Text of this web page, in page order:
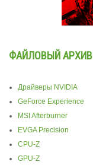
ФАЙЛОВЫЙ АРХИВ
Драйверы NVIDIA
GeForce Experience
MSI Afterburner
EVGA Precision
CPU-Z
GPU-Z